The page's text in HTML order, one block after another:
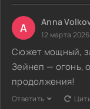
A Anna
12 марта
Сюжет мощный,
Зейнеп — огонь,
продолжения!
Ответить